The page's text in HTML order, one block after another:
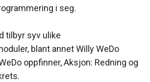
i seg.
tilbyr syv ulike
blant annet Willy WeDo
oppfinner, Aksjon: Redning og